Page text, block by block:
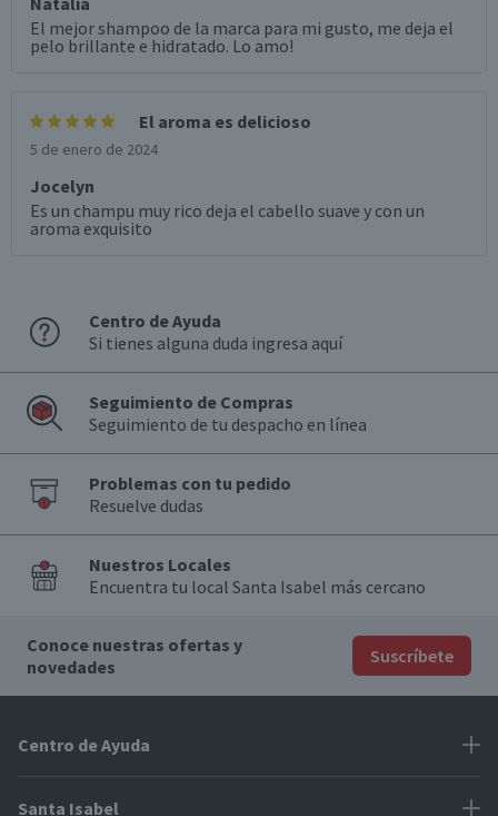
El mejor shampoo de la marca para mi gusto, me deja el
pelo brillante e hidratado. Lo amo!
El aroma es delicioso
5 de enero de 2024
Jocelyn
Es un champu muy rico deja el cabello suave y con un
aroma exquisito
Centro de Ayuda
Si tienes alguna duda ingresa aquí
Seguimiento de Compras
Seguimiento de tu despacho en línea
Problemas con tu pedido
Resuelve dudas
Nuestros Locales
Encuentra tu local Santa Isabel más cercano
Conoce nuestras ofertas y
novedades
Suscríbete
Centro de Ayuda
Problemas con tu pedido
Santa Isabel